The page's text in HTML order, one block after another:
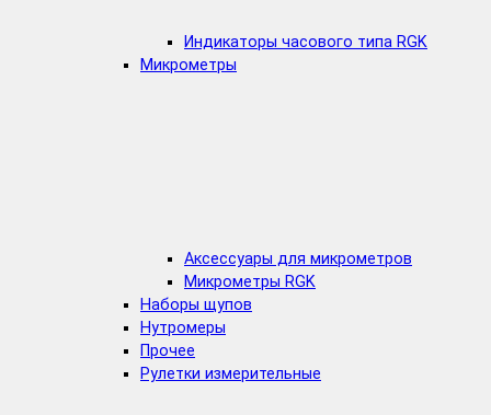
Индикаторы часового типа RGK
Микрометры
Аксессуары для микрометров
Микрометры RGK
Наборы щупов
Нутромеры
Прочее
Рулетки измерительные